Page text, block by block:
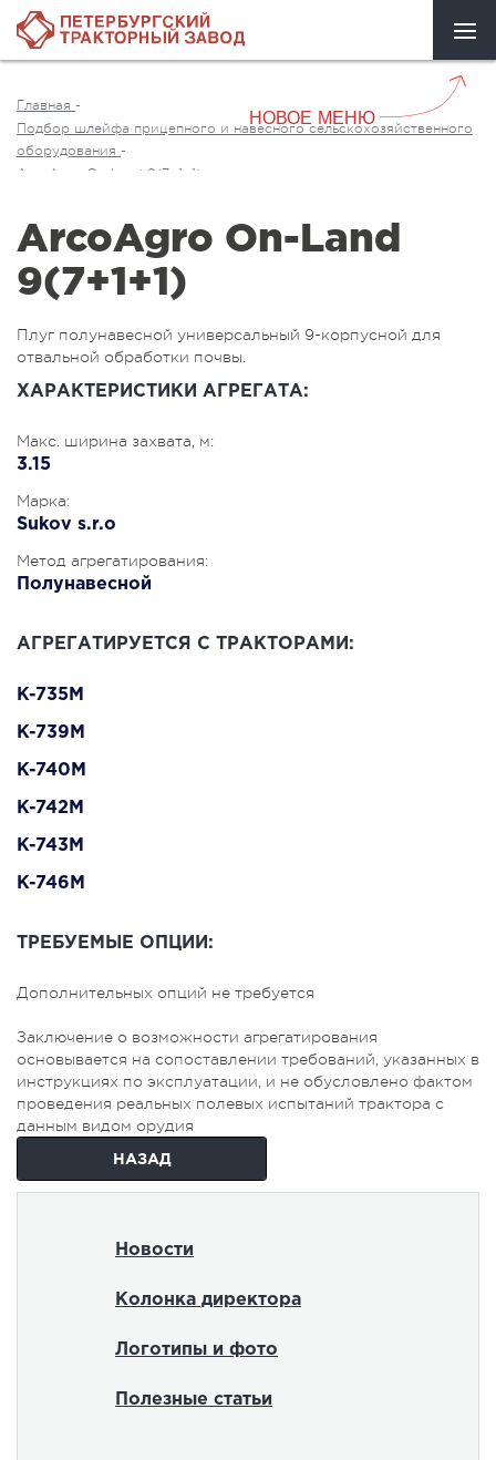
НОВОЕ МЕНЮ
Главная -
Подбор шлейфа прицепного и навесного сельскохозяйственного
оборудования -
ArcoAgro On-Land 9(7+1+1)
ArcoAgro On-Land
9(7+1+1)
Плуг полунавесной универсальный 9-корпусной для
отвальной обработки почвы.
ХАРАКТЕРИСТИКИ АГРЕГАТА:
Макс. ширина захвата, м:
3.15
Марка:
Sukov s.r.o
Метод агрегатирования:
Полунавесной
АГРЕГАТИРУЕТСЯ С ТРАКТОРАМИ:
K-735M
K-739M
K-740M
K-742M
K-743M
K-746M
ТРЕБУЕМЫЕ ОПЦИИ:
Дополнительных опций не требуется
Заключение о возможности агрегатирования
основывается на сопоставлении требований, указанных в
инструкциях по эксплуатации, и не обусловлено фактом
проведения реальных полевых испытаний трактора с
данным видом орудия
НАЗАД
Новости
Колонка директора
Логотипы и фото
Полезные статьи